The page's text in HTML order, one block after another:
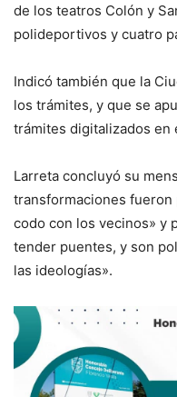
de los teatros Colón y
polideportivos y cuatro
Indicó también que la
los trámites, y que se
trámites digitalizados en
Larreta concluyó su
transformaciones
codo con los vecinos» y
tender puentes, y son
las ideologías».